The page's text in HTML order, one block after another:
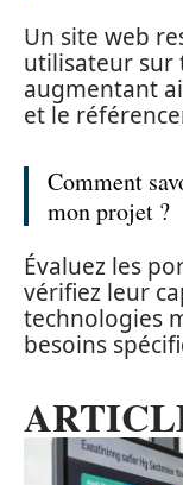
Un site web
utilisateur sur
augmentant
et le
Comment
mon projet ?
Évaluez les
vérifiez leur
technologies
besoins